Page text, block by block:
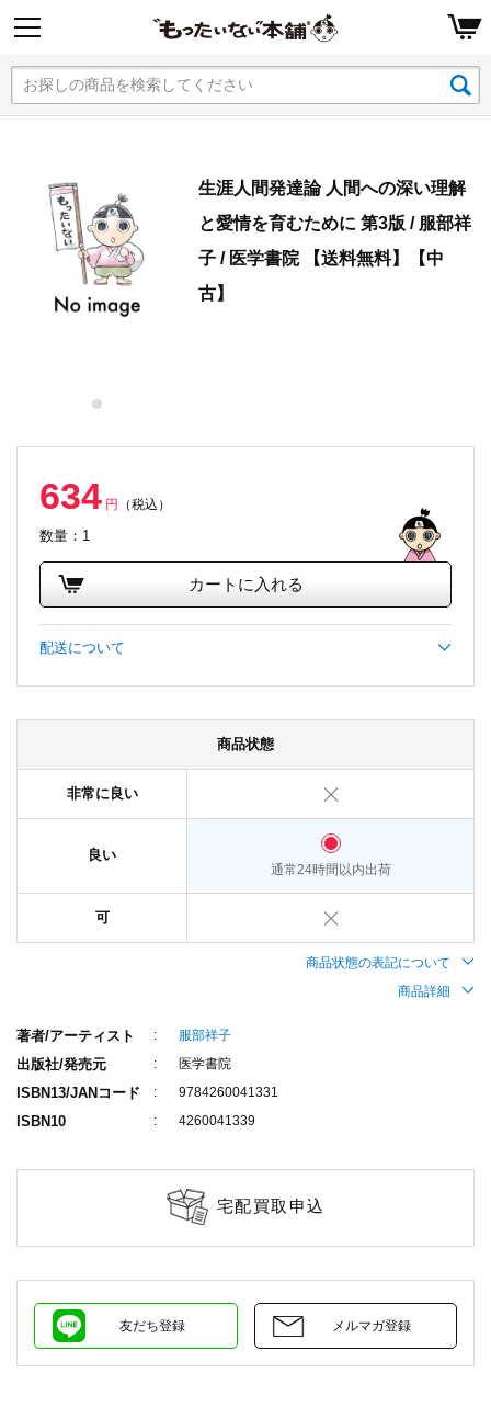
生涯人間発達論 人間への深い理解
と愛情を育むために 第3版 / 服部祥
子 / 医学書院 【送料無料】【中
古】
634 円 （税込）
数量：1
カートに入れる
配送について
商品状態
非常に良い
良い
通常24時間以内出荷
可
商品状態の表記について
商品詳細
著者/アーティスト 服部祥子
出版社/発売元 医学書院
ISBN13/JANコード 9784260041331
ISBN10 4260041339
宅配買取申込
友だち登録 メルマガ登録